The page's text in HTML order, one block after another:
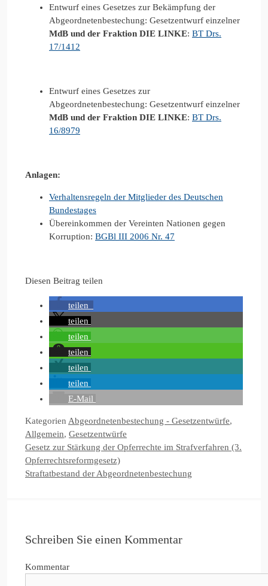
Entwurf eines Gesetzes zur Bekämpfung der
Abgeordnetenbestechung: Gesetzentwurf einzelner
MdB und der Fraktion DIE LINKE: BT Drs.
17/1412
Entwurf eines Gesetzes zur
Abgeordnetenbestechung: Gesetzentwurf einzelner
MdB und der Fraktion DIE LINKE: BT Drs.
16/8979
Anlagen:
Verhaltensregeln der Mitglieder des Deutschen
Bundestages
Übereinkommen der Vereinten Nationen gegen
Korruption: BGBl III 2006 Nr. 47
Diesen Beitrag teilen
teilen
teilen
teilen
teilen
teilen
teilen
E-Mail
Kategorien Abgeordnetenbestechung - Gesetzentwürfe,
Allgemein, Gesetzentwürfe
Gesetz zur Stärkung der Opferrechte im Strafverfahren (3.
Opferrechtsreformgesetz)
Straftatbestand der Abgeordnetenbestechung
Schreiben Sie einen Kommentar
Kommentar